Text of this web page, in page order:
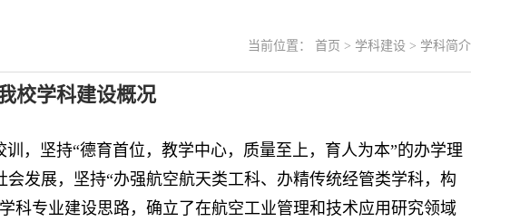
当前位置： 首页 > 学科建设 > 学科简介
校学科建设概况
，坚持“德育首位，教学中心，质量至上，育人为本”的办学理
发展，坚持“办强航空航天类工科、办精传统经管类学科，构
科专业建设思路，确立了在航空工业管理和技术应用研究领域